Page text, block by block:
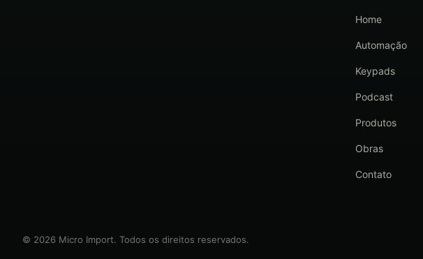
Home
Automação
Keypads
Podcast
Produtos
Obras
Contato
© 2026 Micro Import. Todos os direitos reservados.